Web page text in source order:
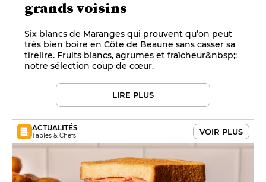
grands voisins
Six blancs de Maranges qui prouvent qu’on peut
très bien boire en Côte de Beaune sans casser sa
tirelire. Fruits blancs, agrumes et fraîcheur&nbsp;:
notre sélection coup de cœur.
LIRE PLUS
ACTUALITÉS
Tables & Chefs VOIR PLUS